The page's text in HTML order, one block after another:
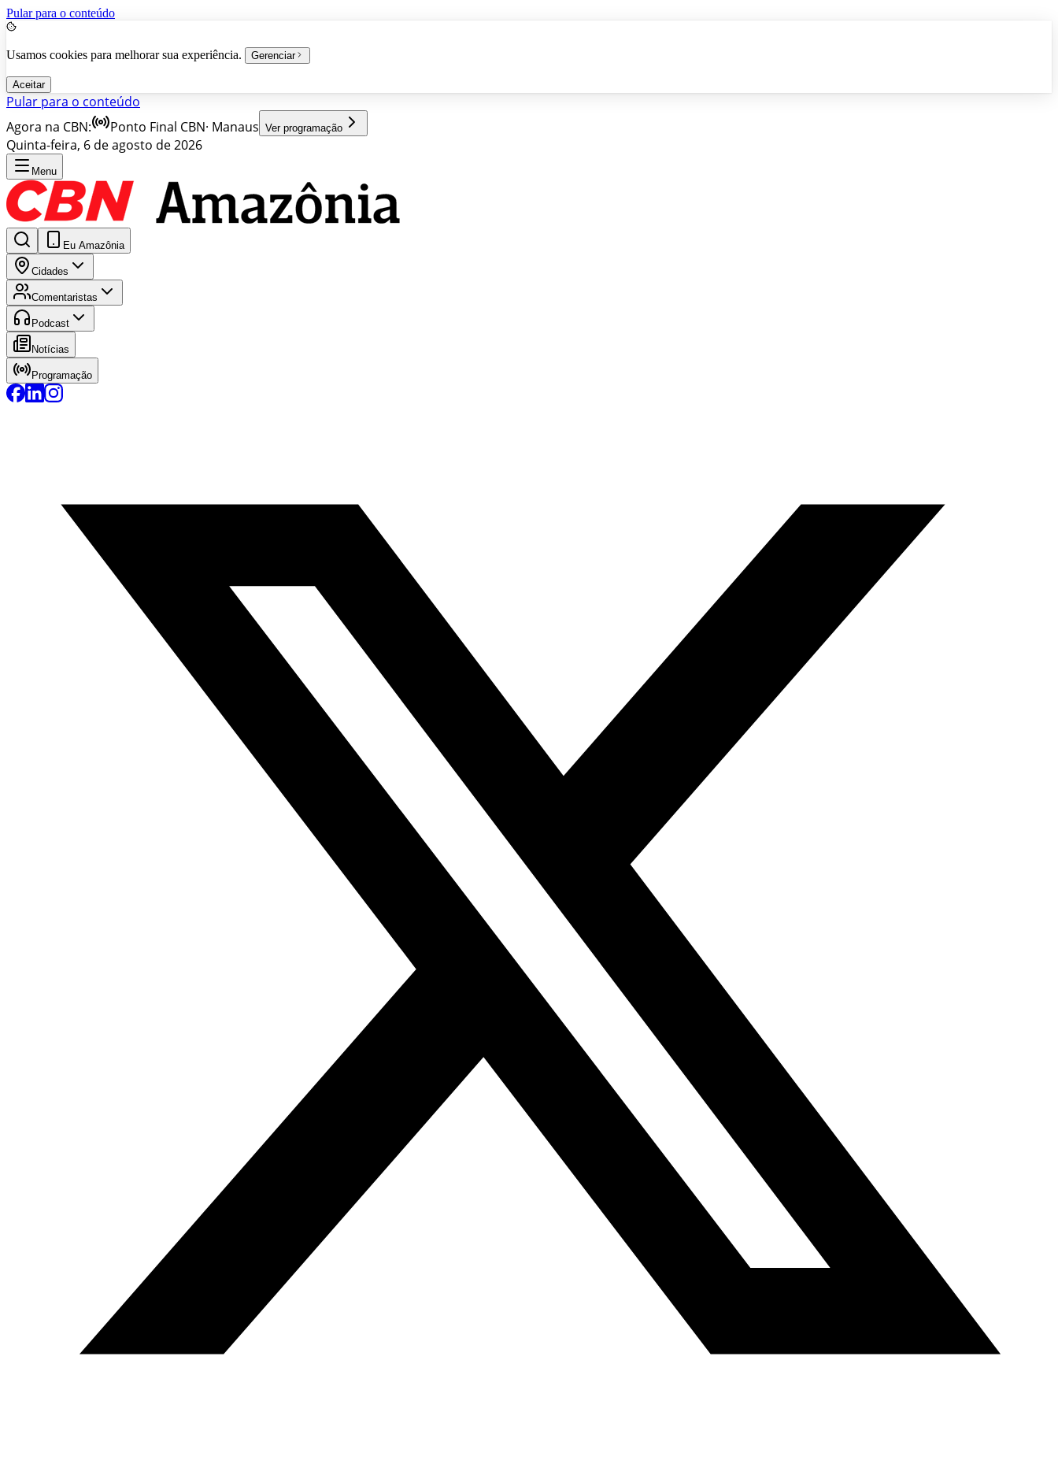
Pular para o conteúdo
Usamos cookies para melhorar sua experiência. Gerenciar
Aceitar
Pular para o conteúdo
Agora na CBN:
Ponto Final CBN· Manaus Ver programação
Quinta-feira, 6 de agosto de 2026
Menu
Eu Amazônia
Cidades
Comentaristas
Podcast
Notícias
Programação